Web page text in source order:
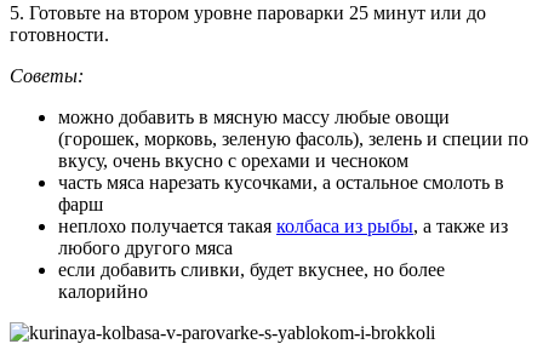
5. Готовьте на втором уровне пароварки 25 минут или до
готовности.
Советы:
можно добавить в мясную массу любые овощи
(горошек, морковь, зеленую фасоль), зелень и специи по
вкусу, очень вкусно с орехами и чесноком
часть мяса нарезать кусочками, а остальное смолоть в
фарш
неплохо получается такая колбаса из рыбы, а также из
любого другого мяса
если добавить сливки, будет вкуснее, но более
калорийно